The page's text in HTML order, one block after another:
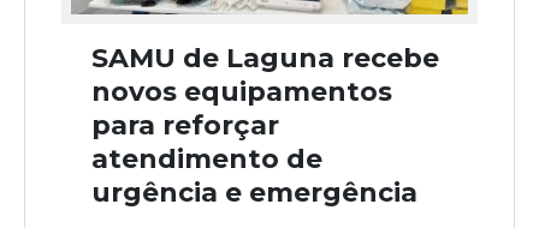
SAMU de Laguna recebe
novos equipamentos
para reforçar
atendimento de
urgência e emergência